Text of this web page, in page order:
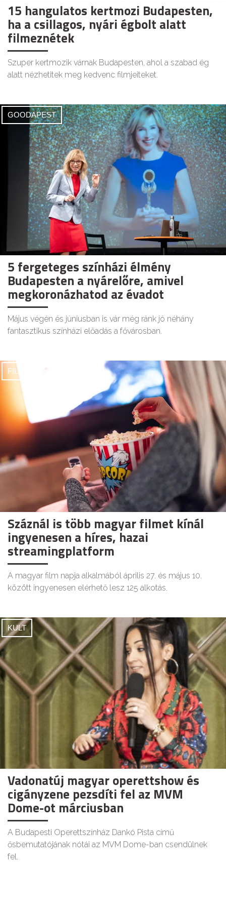
15 hangulatos kertmozi Budapesten,
ha a csillagos, nyári égbolt alatt
filmeznétek
Szuper kertmozik várnak Budapesten, ahol a szabad ég
alatt nézhetitek meg kedvenc filmjeiteket.
GOODAPEST
5 fergeteges színházi élmény
Budapesten a nyárelőre, amivel
megkoronázhatod az évadot
Május végén és júniusban is vár még ránk jó néhány
fantasztikus színházi előadás a fővárosban.
FILMEK
Száznál is több magyar filmet kínál
ingyenesen a híres, hazai
streamingplatform
A magyar film napja alkalmából április 27. és május 10.
között ingyenesen elérhető lesz 125 alkotás.
KULT
Vadonatúj magyar operettshow és
cigányzene pezsdíti fel az MVM
Dome-ot márciusban
A Budapesti Operettszínház Dankó Pista című
ősbemutatójának nótái az MVM Dome-ban csendülnek
fel.